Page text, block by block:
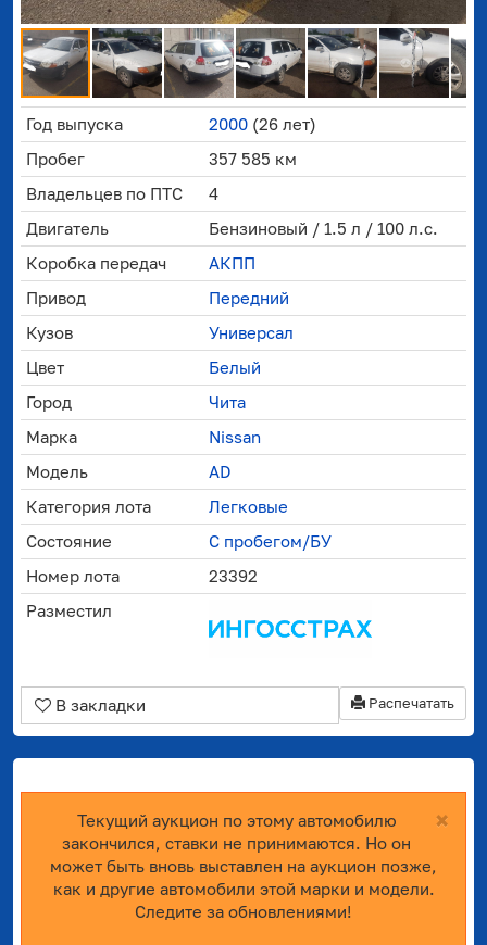
Год выпуска 2000 (26 лет)
Пробег
357 585 км
Владельцев по ПТС
4
Двигатель
Бензиновый / 1.5 л / 100 л.с.
Коробка передач
АКПП
Привод
Передний
Кузов
Универсал
Цвет
Белый
Город
Чита
Марка
Nissan
Модель
AD
Категория лота
Легковые
Состояние
С пробегом/БУ
Номер лота
23392
Разместил
Распечатать
В закладки
×
Текущий аукцион по этому автомобилю
закончился, ставки не принимаются. Но он
может быть вновь выставлен на аукцион позже,
как и другие автомобили этой марки и модели.
Следите за обновлениями!